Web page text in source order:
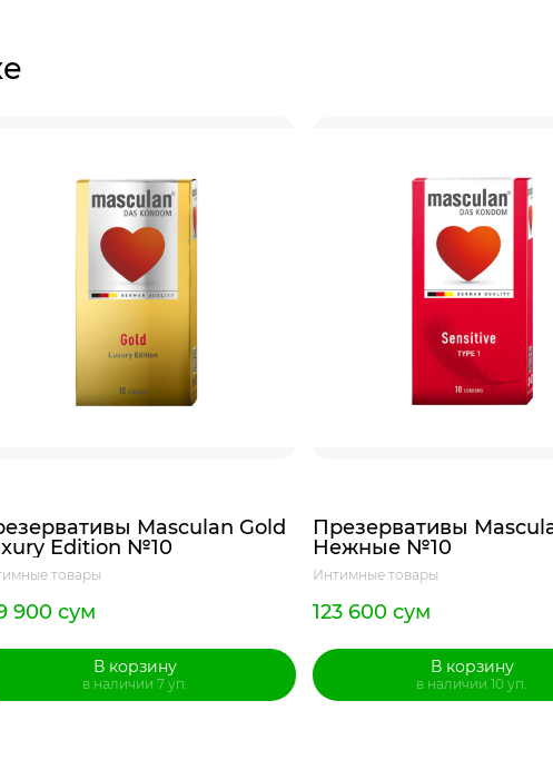
Masculan Gold
Edition №10
товары
900 сум
В корзину
в наличии 7 уп.
Презервативы
Нежные №10
Интимные товары
123 600 сум
В корзину
в наличии 10 уп.